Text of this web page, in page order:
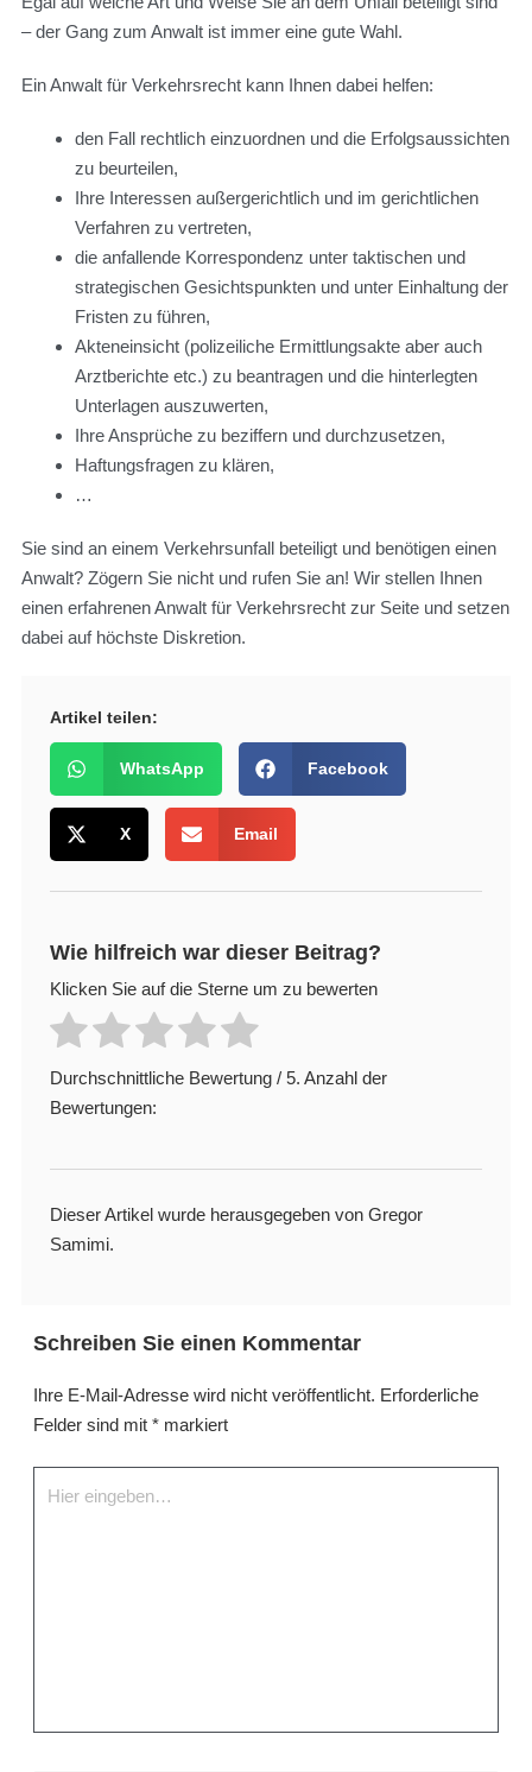
– der Gang zum Anwalt ist immer eine gute Wahl.
Ein Anwalt für Verkehrsrecht kann Ihnen dabei helfen:
den Fall rechtlich einzuordnen und die Erfolgsaussichten
zu beurteilen,
Ihre Interessen außergerichtlich und im gerichtlichen
Verfahren zu vertreten,
die anfallende Korrespondenz unter taktischen und
strategischen Gesichtspunkten und unter Einhaltung der
Fristen zu führen,
Akteneinsicht (polizeiliche Ermittlungsakte aber auch
Arztberichte etc.) zu beantragen und die hinterlegten
Unterlagen auszuwerten,
Ihre Ansprüche zu beziffern und durchzusetzen,
Haftungsfragen zu klären,
…
Sie sind an einem Verkehrsunfall beteiligt und benötigen einen
Anwalt? Zögern Sie nicht und rufen Sie an! Wir stellen Ihnen
einen erfahrenen Anwalt für Verkehrsrecht zur Seite und setzen
dabei auf höchste Diskretion.
Artikel teilen:
WhatsApp Facebook
X Email
Wie hilfreich war dieser Beitrag?
Klicken Sie auf die Sterne um zu bewerten
Durchschnittliche Bewertung/ 5. Anzahl der
Bewertungen:
Dieser Artikel wurde herausgegeben von Gregor
Samimi.
Schreiben Sie einen Kommentar
Ihre E-Mail-Adresse wird nicht veröffentlicht. Erforderliche
Felder sind mit* markiert
eingeben…